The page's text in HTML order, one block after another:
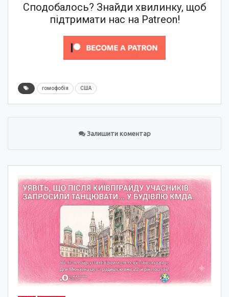
Сподобалось? Знайди хвилинку, щоб
підтримати нас на Patreon!
гомофобія США
Залишити коментар